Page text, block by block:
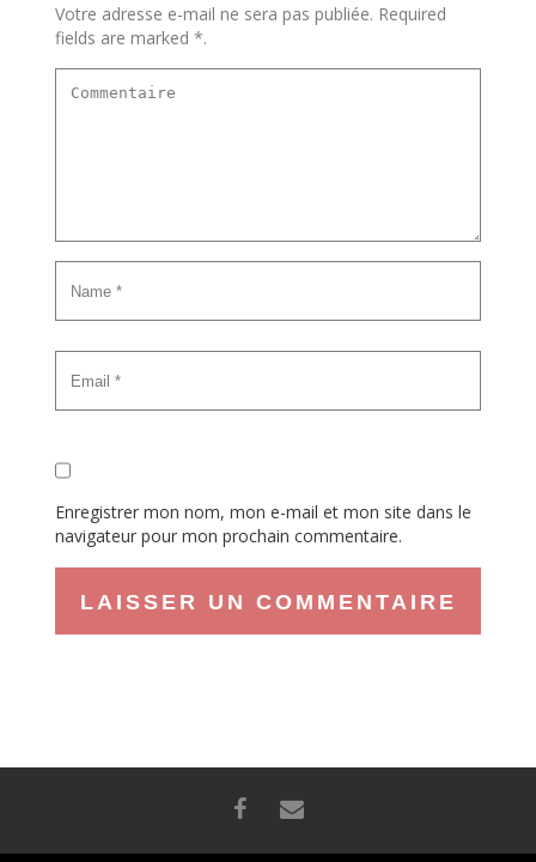
Votre adresse e-mail ne sera pas publiée. Required
fields are marked *.
Enregistrer mon nom, mon e-mail et mon site dans le
navigateur pour mon prochain commentaire.